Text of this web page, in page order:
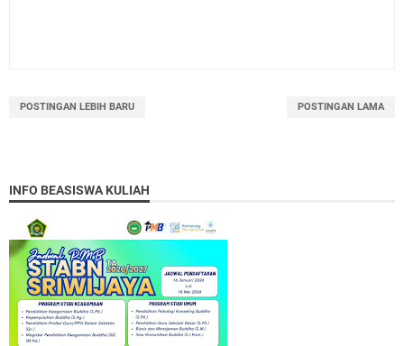
POSTINGAN LEBIH BARU POSTINGAN LAMA
INFO BEASISWA KULIAH